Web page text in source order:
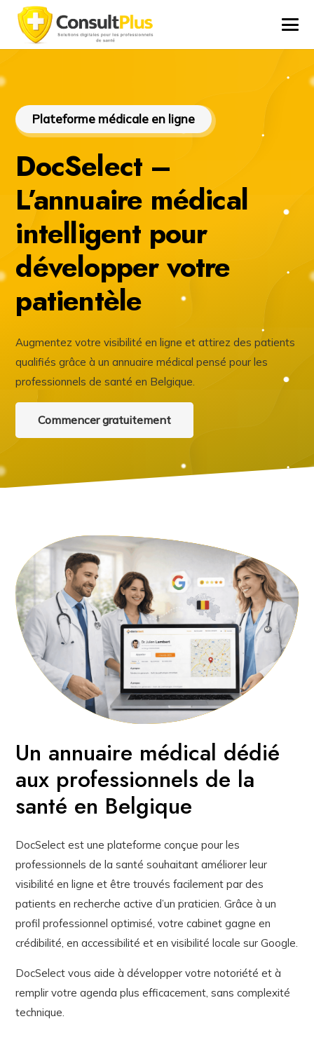
Plateforme médicale en ligne
DocSelect –
L’annuaire médical
intelligent pour
développer votre
patientèle
Augmentez votre visibilité en ligne et attirez des patients
qualifiés grâce à un annuaire médical pensé pour les
professionnels de santé en Belgique.
Commencer gratuitement
Un annuaire médical dédié
aux professionnels de la
santé en Belgique
DocSelect est une plateforme conçue pour les
professionnels de la santé souhaitant améliorer leur
visibilité en ligne et être trouvés facilement par des
patients en recherche active d’un praticien. Grâce à un
profil professionnel optimisé, votre cabinet gagne en
crédibilité, en accessibilité et en visibilité locale sur Google.
DocSelect vous aide à développer votre notoriété et à
remplir votre agenda plus efficacement, sans complexité
technique.